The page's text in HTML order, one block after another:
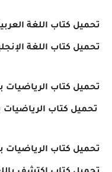
تحميل كتاب اللغة
تحميل كتاب اللغة
تحميل كتاب الرياضيات
تحميل كتاب الرياضيات
تحميل كتاب الرياضيات